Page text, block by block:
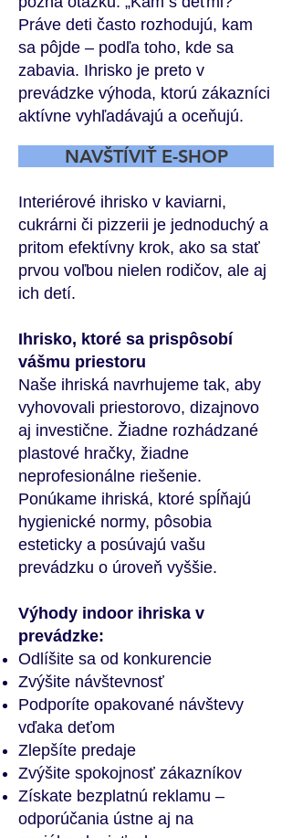
Práve deti často rozhodujú, kam
sa pôjde – podľa toho, kde sa
zabavia. Ihrisko je preto v
prevádzke výhoda, ktorú zákazníci
aktívne vyhľadávajú a oceňujú.
NAVŠTÍVIŤ E-SHOP
Interiérové ihrisko v kaviarni,
cukrárni či pizzerii je jednoduchý a
pritom efektívny krok, ako sa stať
prvou voľbou nielen rodičov, ale aj
ich detí.
Ihrisko, ktoré sa prispôsobí
vášmu priestoru
Naše ihriská navrhujeme tak, aby
vyhovovali priestorovo, dizajnovo
aj investične. Žiadne rozhádzané
plastové hračky, žiadne
neprofesionálne riešenie.
Ponúkame ihriská, ktoré spĺňajú
hygienické normy, pôsobia
esteticky a posúvajú vašu
prevádzku o úroveň vyššie.
Výhody indoor ihriska v
prevádzke:
Odlíšite sa od konkurencie
Zvýšite návštevnosť
Podporíte opakované návštevy
vďaka deťom
Zlepšíte predaje
Zvýšite spokojnosť zákazníkov
Získate bezplatnú reklamu –
odporúčania ústne aj na